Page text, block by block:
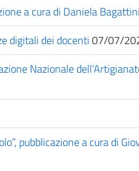
a cura di Daniela
digitali dei docenti07/07/
Nazionale
pubblicazione a cura di